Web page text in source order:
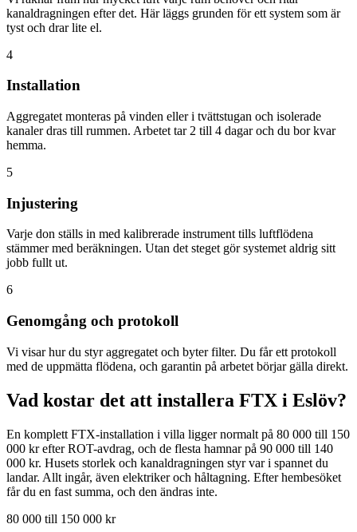
kanaldragningen efter det. Här läggs grunden för ett system som är
tyst och drar lite el.
4
Installation
Aggregatet monteras på vinden eller i tvättstugan och isolerade
kanaler dras till rummen. Arbetet tar 2 till 4 dagar och du bor kvar
hemma.
5
Injustering
Varje don ställs in med kalibrerade instrument tills luftflödena
stämmer med beräkningen. Utan det steget gör systemet aldrig sitt
jobb fullt ut.
6
Genomgång och protokoll
Vi visar hur du styr aggregatet och byter filter. Du får ett protokoll
med de uppmätta flödena, och garantin på arbetet börjar gälla direkt.
Vad kostar det att installera FTX i Eslöv?
En komplett FTX-installation i villa ligger normalt på 80 000 till 150
000 kr efter ROT-avdrag, och de flesta hamnar på 90 000 till 140
000 kr. Husets storlek och kanaldragningen styr var i spannet du
landar. Allt ingår, även elektriker och håltagning. Efter hembesöket
får du en fast summa, och den ändras inte.
80 000 till 150 000 kr